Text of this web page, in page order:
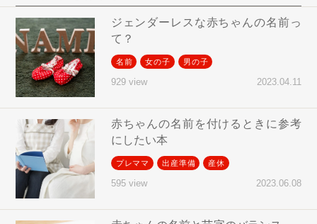
ジェンダーレスな赤ちゃんの名前っ
て？
名前 女の子 男の子
929 view 2023.04.11
赤ちゃんの名前を付けるときに参考
にしたい本
プレママ 出産準備 産休
595 view 2023.06.08